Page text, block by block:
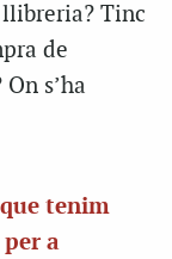
Tinc
de
s’ha
tenim
a